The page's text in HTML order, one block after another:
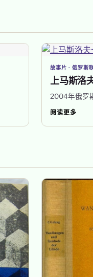
上马斯洛
故事片 · 俄罗斯
2004年俄罗
阅读更多